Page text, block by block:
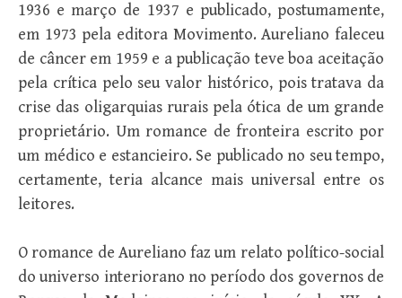
1936 e março de 1937 e publicado, postumamente,
em 1973 pela editora Movimento. Aureliano faleceu
de câncer em 1959 e a publicação teve boa aceitação
pela crítica pelo seu valor histórico, pois tratava da
crise das oligarquias rurais pela ótica de um grande
proprietário. Um romance de fronteira escrito por
um médico e estancieiro. Se publicado no seu tempo,
certamente, teria alcance mais universal entre os
leitores.
O romance de Aureliano faz um relato político-social
do universo interiorano no período dos governos de